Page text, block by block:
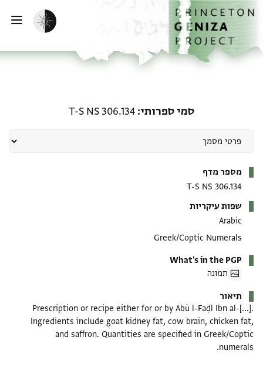
לתוכןהבית
הפעלת מצב כהה
סמי ספרותי T-S NS 306.134
מספר מדף
T-S NS 306.134
שפות עיקריות
Arabic
Greek/Coptic Numerals
What's in the PGP
תמונה
תיאור
Prescription or recipe either for or by Abū l-Faḍl Ibn al-[...].
Ingredients include goat kidney fat, cow brain, chicken fat,
and saffron. Quantities are specified in Greek/Coptic
numerals.